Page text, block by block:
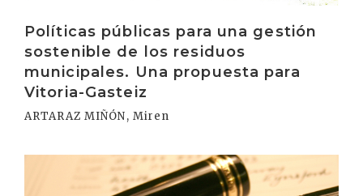
Políticas públicas para una gestión
sostenible de los residuos
municipales. Una propuesta para
Vitoria-Gasteiz
ARTARAZ MIÑÓN, Miren